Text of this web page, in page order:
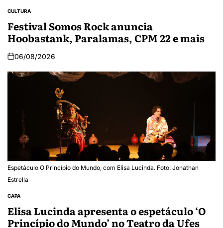
CULTURA
Festival Somos Rock anuncia
Hoobastank, Paralamas, CPM 22 e mais
06/08/2026
Espetáculo O Princípio do Mundo, com Elisa Lucinda. Foto: Jonathan
Estrella
CAPA
Elisa Lucinda apresenta o espetáculo ‘O
Princípio do Mundo’ no Teatro da Ufes